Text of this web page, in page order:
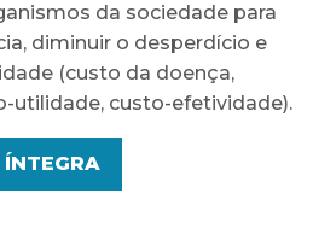
da sociedade para
diminuir o desperdício e
(custo da doença,
utilidade, custo-efetividade).